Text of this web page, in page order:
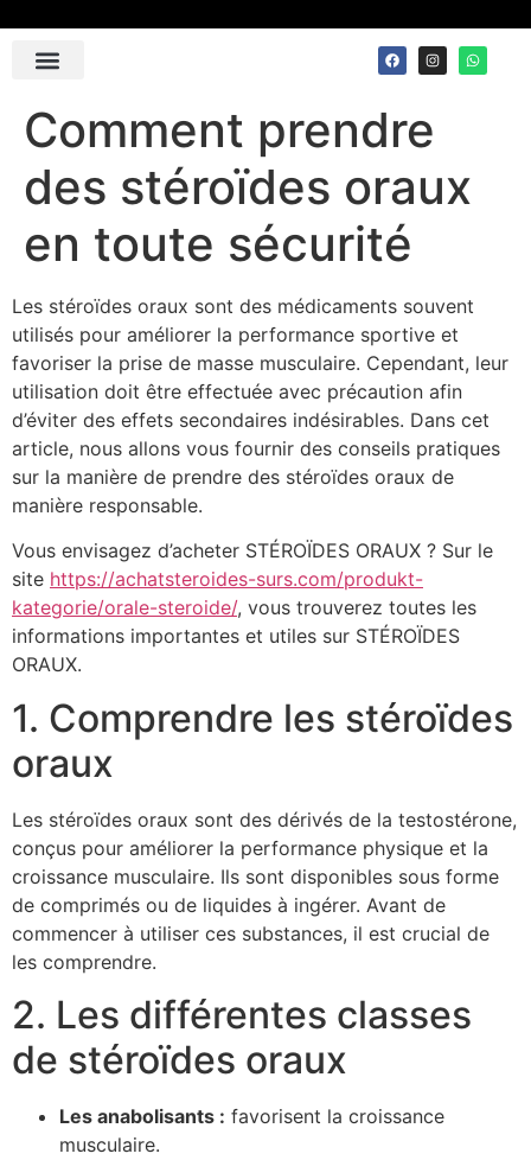
Comment prendre
des stéroïdes oraux
en toute sécurité
Les stéroïdes oraux sont des médicaments souvent
utilisés pour améliorer la performance sportive et
favoriser la prise de masse musculaire. Cependant, leur
utilisation doit être effectuée avec précaution afin
d’éviter des effets secondaires indésirables. Dans cet
article, nous allons vous fournir des conseils pratiques
sur la manière de prendre des stéroïdes oraux de
manière responsable.
Vous envisagez d’acheter STÉROÏDES ORAUX ? Sur le
site https://achatsteroides-surs.com/produkt-
kategorie/orale-steroide/, vous trouverez toutes les
informations importantes et utiles sur STÉROÏDES
ORAUX.
1. Comprendre les stéroïdes
oraux
Les stéroïdes oraux sont des dérivés de la testostérone,
conçus pour améliorer la performance physique et la
croissance musculaire. Ils sont disponibles sous forme
de comprimés ou de liquides à ingérer. Avant de
commencer à utiliser ces substances, il est crucial de
les comprendre.
2. Les différentes classes
de stéroïdes oraux
Les anabolisants : favorisent la croissance
musculaire.